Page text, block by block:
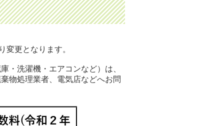
変更となります。
・洗濯機・エアコンなど）は、
物処理業者、電気店などへお問